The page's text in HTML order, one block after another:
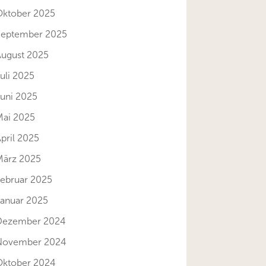
2025
2025
2025
2025
2025
2025
2025
2025
2025
2025
2024
2024
2024